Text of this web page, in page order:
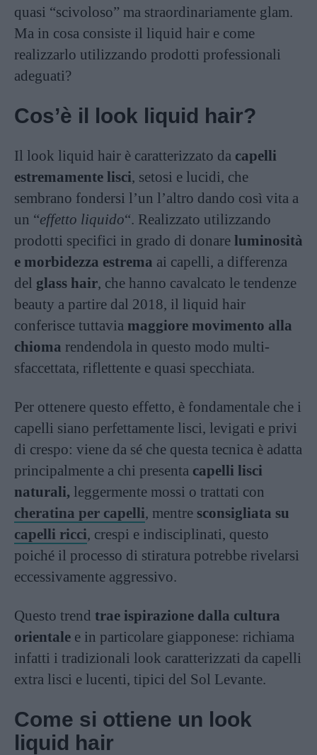
quasi “scivoloso” ma straordinariamente glam.
Ma in cosa consiste il liquid hair e come
realizzarlo utilizzando prodotti professionali
adeguati?
Cos’è il look liquid hair?
Il look liquid hair è caratterizzato da capelli
estremamente lisci, setosi e lucidi, che
sembrano fondersi l’un l’altro dando così vita a
un “effetto liquido“. Realizzato utilizzando
prodotti specifici in grado di donare luminosità
e morbidezza estrema ai capelli, a differenza
del glass hair, che hanno cavalcato le tendenze
beauty a partire dal 2018, il liquid hair
conferisce tuttavia maggiore movimento alla
chioma rendendola in questo modo multi-
sfaccettata, riflettente e quasi specchiata.
Per ottenere questo effetto, è fondamentale che i
capelli siano perfettamente lisci, levigati e privi
di crespo: viene da sé che questa tecnica è adatta
principalmente a chi presenta capelli lisci
naturali, leggermente mossi o trattati con
cheratina per capelli, mentre sconsigliata su
capelli ricci, crespi e indisciplinati, questo
poiché il processo di stiratura potrebbe rivelarsi
eccessivamente aggressivo.
Questo trend trae ispirazione dalla cultura
orientale e in particolare giapponese: richiama
infatti i tradizionali look caratterizzati da capelli
extra lisci e lucenti, tipici del Sol Levante.
Come si ottiene un look
liquid hair